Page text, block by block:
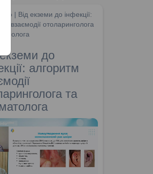
| Від екземи до інфекції:
взаємодії отоларинголога
до
алгоритм
та